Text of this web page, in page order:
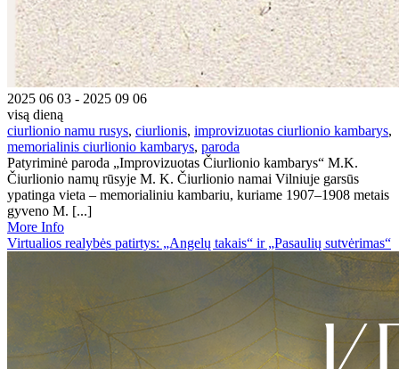
2025 06 03 - 2025 09 06
visą dieną
ciurlionio namu rusys, ciurlionis, improvizuotas ciurlionio kambarys,
memorialinis ciurlionio kambarys, paroda
Patyriminė paroda „Improvizuotas Čiurlionio kambarys“ M.K.
Čiurlionio namų rūsyje M. K. Čiurlionio namai Vilniuje garsūs
ypatinga vieta – memorialiniu kambariu, kuriame 1907–1908 metais
gyveno M. [...]
More Info
Virtualios realybės patirtys: „Angelų takais“ ir „Pasaulių sutvėrimas“